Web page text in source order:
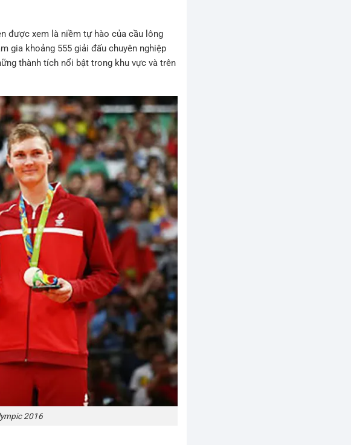
được xem là niềm tự hào của cầu lông
gia khoảng 555 giải đấu chuyên nghiệp
thành tích nổi bật trong khu vực và trên
2016